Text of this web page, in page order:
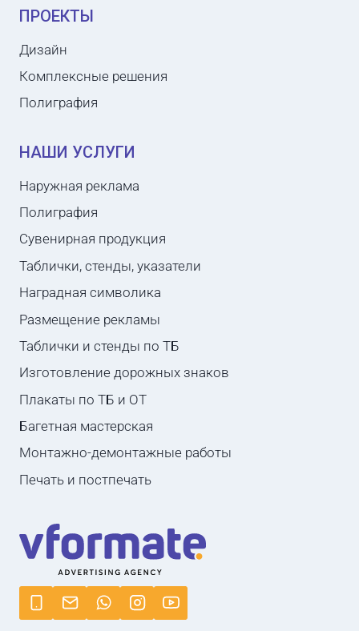
ПРОЕКТЫ
Дизайн
Комплексные решения
Полиграфия
НАШИ УСЛУГИ
Наружная реклама
Полиграфия
Сувенирная продукция
Таблички, стенды, указатели
Наградная символика
Размещение рекламы
Таблички и стенды по ТБ
Изготовление дорожных знаков
Плакаты по ТБ и ОТ
Багетная мастерская
Монтажно-демонтажные работы
Печать и постпечать